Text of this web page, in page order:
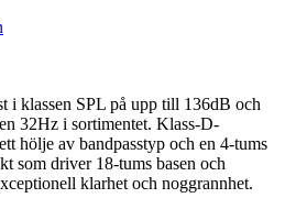
i klassen SPL på upp till 136dB och
32Hz i sortimentet. Klass-D-
hölje av bandpasstyp och en 4-tums
som driver 18-tums basen och
klarhet och noggrannhet.